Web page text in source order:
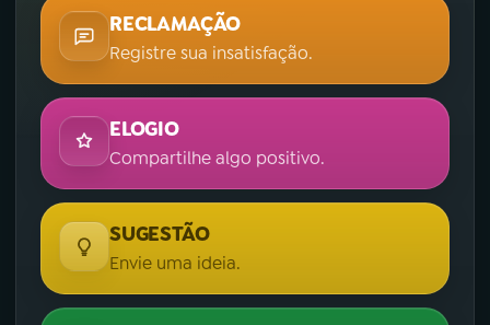
RECLAMAÇÃO
Registre sua insatisfação.
ELOGIO
Compartilhe algo positivo.
SUGESTÃO
Envie uma ideia.